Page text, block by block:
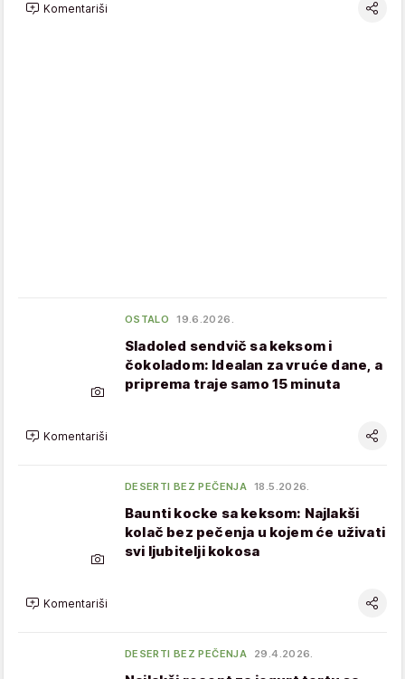
Komentariši
OSTALO 19.6.2026.
Sladoled sendvič sa keksom i
čokoladom: Idealan za vruće dane, a
priprema traje samo 15 minuta
Komentariši
DESERTI BEZ PEČENJA 18.5.2026.
Baunti kocke sa keksom: Najlakši
kolač bez pečenja u kojem će uživati
svi ljubitelji kokosa
Komentariši
DESERTI BEZ PEČENJA 29.4.2026.